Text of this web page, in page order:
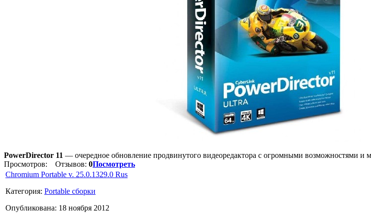
PowerDirector 11 — очередное обновление продвинутого видеоредактора с огромными возможностями и
Просмотров:
Отзывов: 0Посмотреть
Chromium Portable v. 25.0.1329.0 Rus
Категория: Portable сборки
Опубликована: 18 ноября 2012